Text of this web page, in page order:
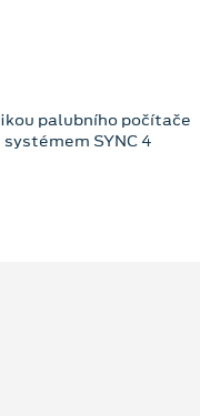
palubního počítače
SYNC 4